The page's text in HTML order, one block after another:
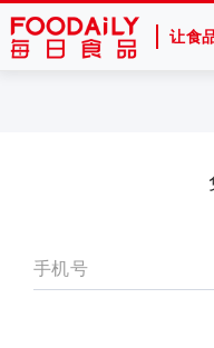
让食
手机号